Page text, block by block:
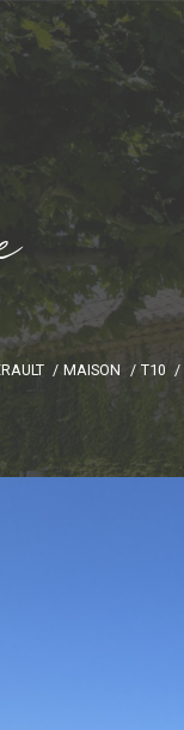
MAISON T10